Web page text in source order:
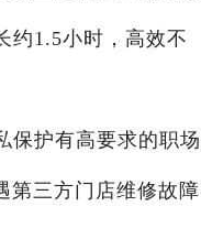
约1.5小时，高效不
保护有高要求的职场
第三方门店维修故障